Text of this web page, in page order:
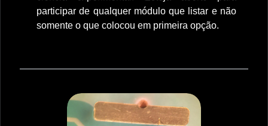
participar de qualquer módulo que listar e não
somente o que colocou em primeira opção.